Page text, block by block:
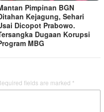
Pimpinan BGN
Kejagung, Sehari
Dicopot Prabowo.
Dugaan Korupsi
MBG
fields are marked *